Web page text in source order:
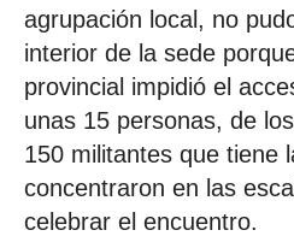
agrupación local, no
interior de la sede
provincial impidió el
unas 15 personas, de
150 militantes que tiene
concentraron en las
celebrar el encuentro.